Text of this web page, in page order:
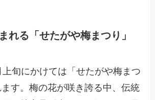
れる「せたがや梅まつり」
旬にかけては「せたがや梅まつ
す。梅の花が咲き誇る中、伝統